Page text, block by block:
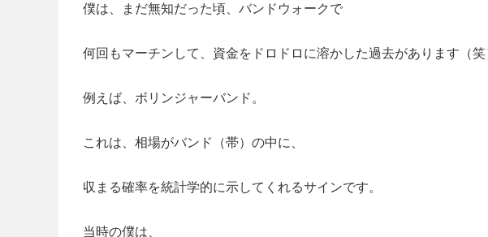
僕は、まだ無知だった頃、バンドウォークで
何回もマーチンして、資金をドロドロに溶かした過去があります（笑
例えば、ボリンジャーバンド。
これは、相場がバンド（帯）の中に、
収まる確率を統計学的に示してくれるサインです。
当時の僕は、